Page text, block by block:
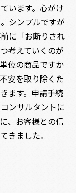
います。心がけ
シンプルですが
に「お断りされ
考えていくのが
位の商品ですか
安を取り除くた
ます。申請手続
ンサルタントに
、お客様との信
きました。